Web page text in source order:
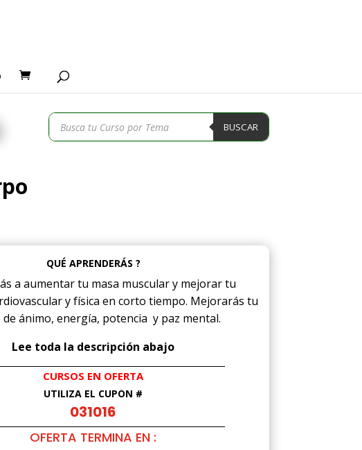
Búsqueda
de
productos
BUSCAR
QUÉ APRENDERÁS ?
a aumentar tu masa muscular y mejorar tu
y física en corto tiempo. Mejorarás tu
de ánimo, energía, potencia y paz mental.
Lee toda la descripción abajo
CURSOS EN OFERTA
UTILIZA EL CUPÓN #
031016
OFERTA TERMINA EN :